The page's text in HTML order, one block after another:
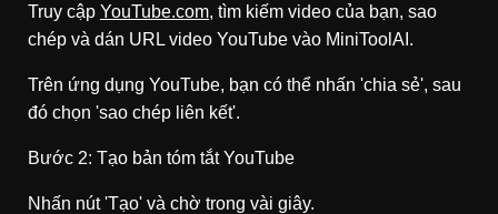
Truy cập YouTube.com, tìm kiếm video của bạn, sao
chép và dán URL video YouTube vào MiniToolAI.
Trên ứng dụng YouTube, bạn có thể nhấn 'chia sẻ', sau
đó chọn 'sao chép liên kết'.
Bước 2: Tạo bản tóm tắt YouTube
Nhấn nút 'Tạo' và chờ trong vài giây.